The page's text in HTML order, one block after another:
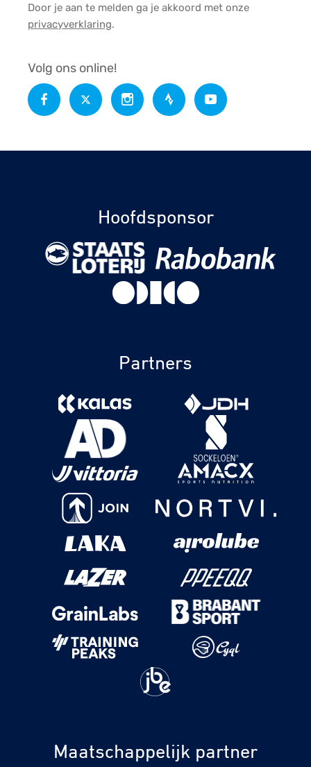
Door je aan te melden ga je akkoord met onze
privacyverklaring.
Volg ons online!
Hoofdsponsor
Partners
Maatschappelijk partner